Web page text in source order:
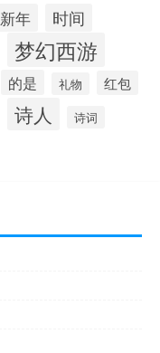
新年 时间
梦幻西游
的是 礼物 红包
诗人 诗词